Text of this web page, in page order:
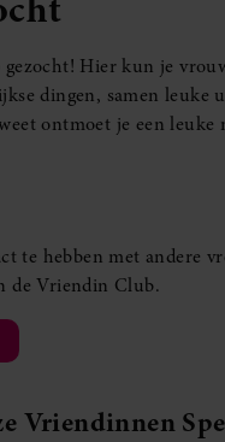
gezocht! Hier kun je
dingen, samen
ontmoet je een
te hebben met andere
de Vriendin Club.
Vriendinnen